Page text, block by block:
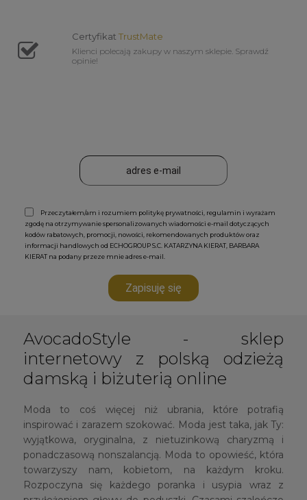
CertyfikatTrustMate
Klienci polecają zakupy w naszym sklepie. Sprawdź
opinie!
Przeczytałem/am i rozumiem politykę prywatności, regulamin i wyrażam
zgodę na otrzymywanie spersonalizowanych wiadomości e-mail dotyczących
kodów rabatowych, promocji, nowości, rekomendowanych produktów oraz
informacji handlowych od ECHOGROUP S.C. KATARZYNA KIERAT, BARBARA
KIERAT na podany przeze mnie adres e-mail.
Zapisuję się
AvocadoStyle - sklep
internetowy z polską odzieżą
damską i biżuterią online
Moda to coś więcej niż ubrania, które potrafią
inspirować i zarazem szokować. Moda jest taka, jak Ty:
wyjątkowa, oryginalna, z nietuzinkową charyzmą i
ponadczasową nonszalancją. Moda to opowieść, która
towarzyszy nam, kobietom, na każdym kroku.
Rozpoczyna się każdego poranka i usypia wraz z